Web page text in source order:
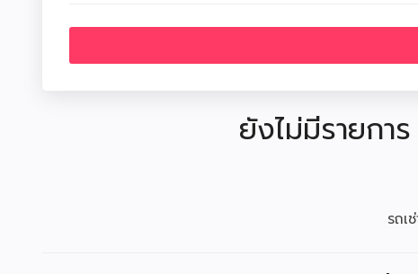
ยังไม่มีรายกา
รถเ